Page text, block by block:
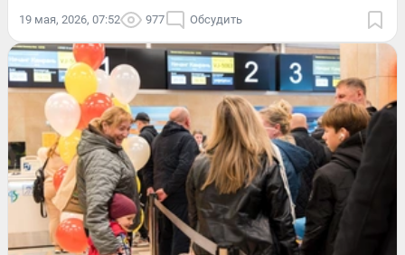
19 мая, 2026, 07:52 977 Обсудить